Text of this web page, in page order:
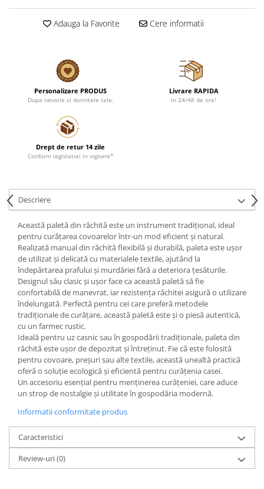
Adauga la Favorite Cere informatii
Personalizare PRODUS
Dupa nevoile si dorintele tale.
Livrare RAPIDA
in 24/48 de ore!
Drept de retur 14 zile
Conform legislatiei in vigoare*
Descriere
Această paletă din răchită este un instrument tradițional, ideal
pentru curățarea covoarelor într-un mod eficient și natural.
Realizată manual din răchită flexibilă și durabilă, paleta este ușor
de utilizat și delicată cu materialele textile, ajutând la
îndepărtarea prafului și murdăriei fără a deteriora țesăturile.
Designul său clasic și ușor face ca această paletă să fie
confortabilă de manevrat, iar rezistența răchitei asigură o utilizare
îndelungată. Perfectă pentru cei care preferă metodele
tradiționale de curățare, această paletă este și o piesă autentică,
cu un farmec rustic.
Ideală pentru uz casnic sau în gospodării tradiționale, paleta din
răchită este ușor de depozitat și întreținut. Fie că este folosită
pentru covoare, preșuri sau alte textile, această unealtă practică
oferă o soluție ecologică și eficientă pentru curățenia casei.
Un accesoriu esențial pentru menținerea curățeniei, care aduce
un strop de nostalgie și utilitate în gospodăria modernă.
Informatii conformitate produs
Caracteristici
Review-uri(0)